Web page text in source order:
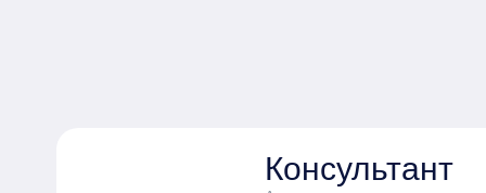
Консультант